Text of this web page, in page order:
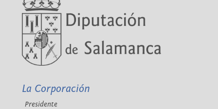
La Corporación
Presidente